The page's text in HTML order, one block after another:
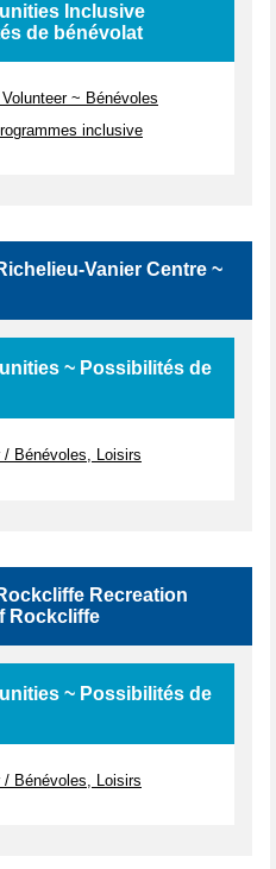
Inclusive
de bénévolat
~ Bénévoles
inclusive
Vanier Centre ~
~ Possibilités de
/ Bénévoles, Loisirs
Recreation
Rockcliffe
~ Possibilités de
/ Bénévoles, Loisirs